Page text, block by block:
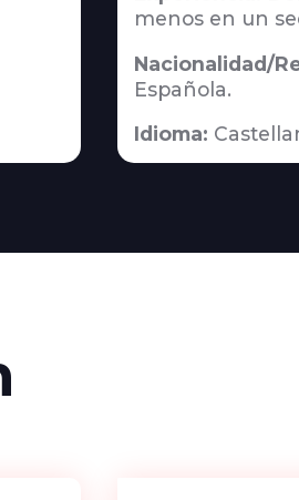
menos en un
Nacionalidad/
Española.
Idioma: